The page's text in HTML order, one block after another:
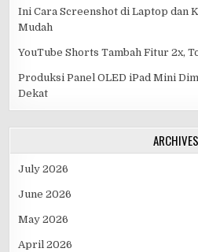
Ini Cara Screenshot di Laptop dan
Mudah
YouTube Shorts Tambah Fitur 2x,
Produksi Panel OLED iPad Mini
Dekat
ARCHIVES
July 2026
June 2026
May 2026
April 2026